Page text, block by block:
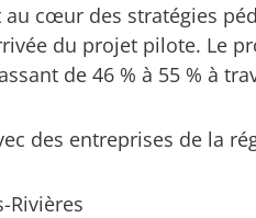
cœur des stratégies
du projet pilote. Le
de 46 % à 55 % à
des entreprises de la
Rivières